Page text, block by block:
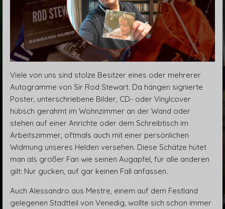
Viele von uns sind stolze Besitzer eines oder mehrerer
Autogramme von Sir Rod Stewart. Da hängen signierte
Poster, unterschriebene Bilder, CD- oder Vinylcover
hübsch gerahmt im Wohnzimmer an der Wand oder
stehen auf einer Anrichte oder dem Schreibtisch im
Arbeitszimmer, oftmals auch mit einer persönlichen
Widmung unseres Helden versehen. Diese Schätze hütet
man als großer Fan wie seinen Augapfel, für alle anderen
gilt: Nur gucken, auf gar keinen Fall anfassen.
Auch Alessandro aus Mestre, einem auf dem Festland
gelegenen Stadtteil von Venedig, wollte sich schon immer